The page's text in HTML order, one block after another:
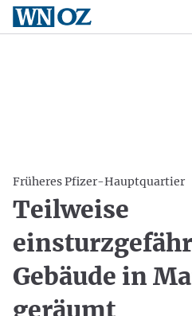
Früheres Pfizer-Hauptquartier
Teilweise
Gebäude in
geräumt